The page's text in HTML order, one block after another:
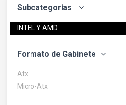
Subcategorías
INTEL Y AMD
Formato de Gabinete
Atx
Micro-Atx